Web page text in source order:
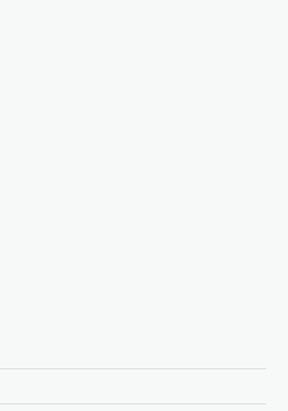
വമ്പൻ
94 എണ്ണം